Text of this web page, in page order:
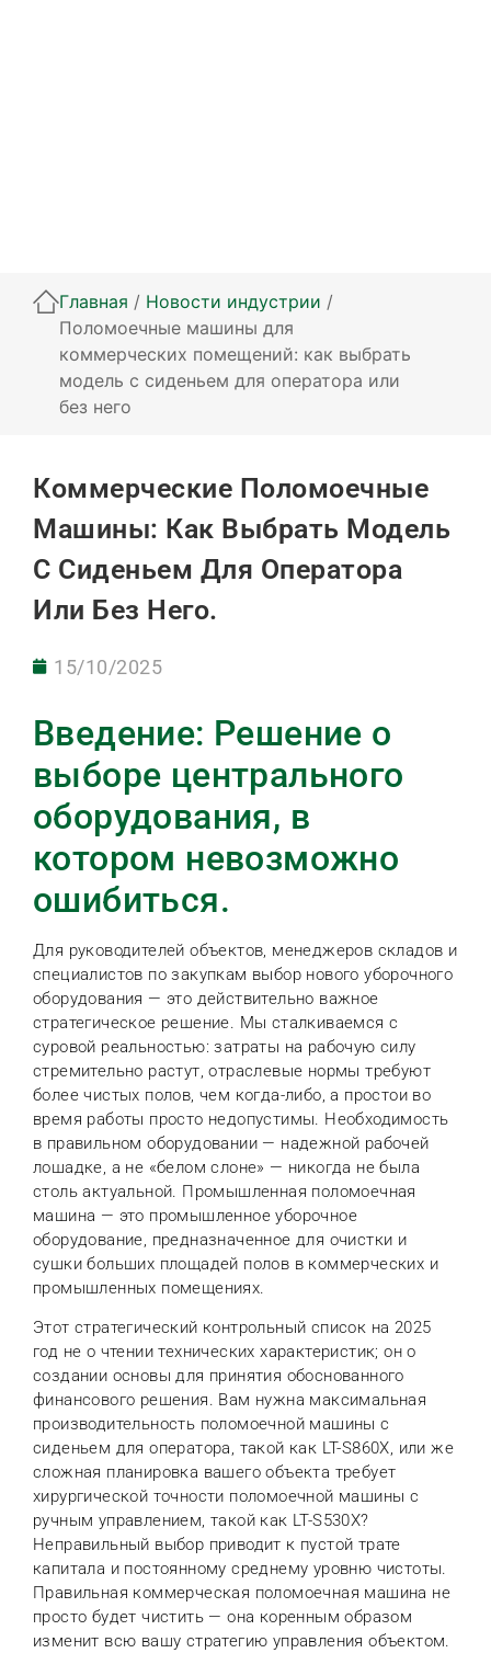
Главная / Новости индустрии /
Поломоечные машины для
коммерческих помещений: как выбрать
модель с сиденьем для оператора или
без него
Коммерческие Поломоечные
Машины: Как Выбрать Модель
С Сиденьем Для Оператора
Или Без Него.
15/10/2025
Введение: Решение о
выборе центрального
оборудования, в
котором невозможно
ошибиться.
Для руководителей объектов, менеджеров складов и
специалистов по закупкам выбор нового уборочного
оборудования — это действительно важное
стратегическое решение. Мы сталкиваемся с
суровой реальностью: затраты на рабочую силу
стремительно растут, отраслевые нормы требуют
более чистых полов, чем когда-либо, а простои во
время работы просто недопустимы. Необходимость
в правильном оборудовании — надежной рабочей
лошадке, а не «белом слоне» — никогда не была
столь актуальной. Промышленная поломоечная
машина — это промышленное уборочное
оборудование, предназначенное для очистки и
сушки больших площадей полов в коммерческих и
промышленных помещениях.
Этот стратегический контрольный список на 2025
год не о чтении технических характеристик; он о
создании основы для принятия обоснованного
финансового решения. Вам нужна максимальная
производительность поломоечной машины с
сиденьем для оператора, такой как LT-S860X, или же
сложная планировка вашего объекта требует
хирургической точности поломоечной машины с
ручным управлением, такой как LT-S530X?
Неправильный выбор приводит к пустой трате
капитала и постоянному среднему уровню чистоты.
Правильная коммерческая поломоечная машина не
просто будет чистить — она коренным образом
изменит всю вашу стратегию управления объектом.